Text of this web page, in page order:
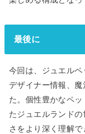
最後に
今回は、ジュエルペ
デザイナー情報、魔
た。個性豊かなペ
たジュエルランドの
さをより深く理解で